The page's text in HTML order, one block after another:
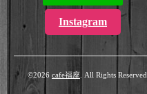
Instagram
©2026 cafe福座 . All Rights Reserved.